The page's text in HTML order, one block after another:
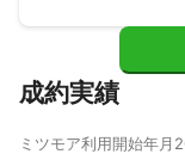
成約実績
ミツモア利用開始年月